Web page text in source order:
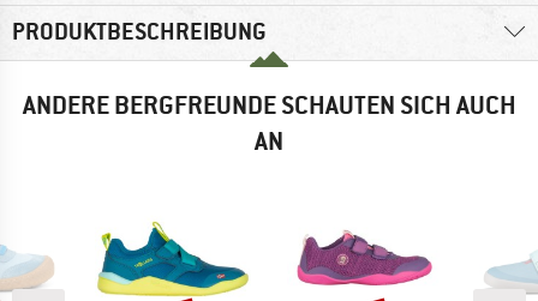
PRODUKTBESCHREIBUNG
ANDERE BERGFREUNDE SCHAUTEN SICH AUCH
AN